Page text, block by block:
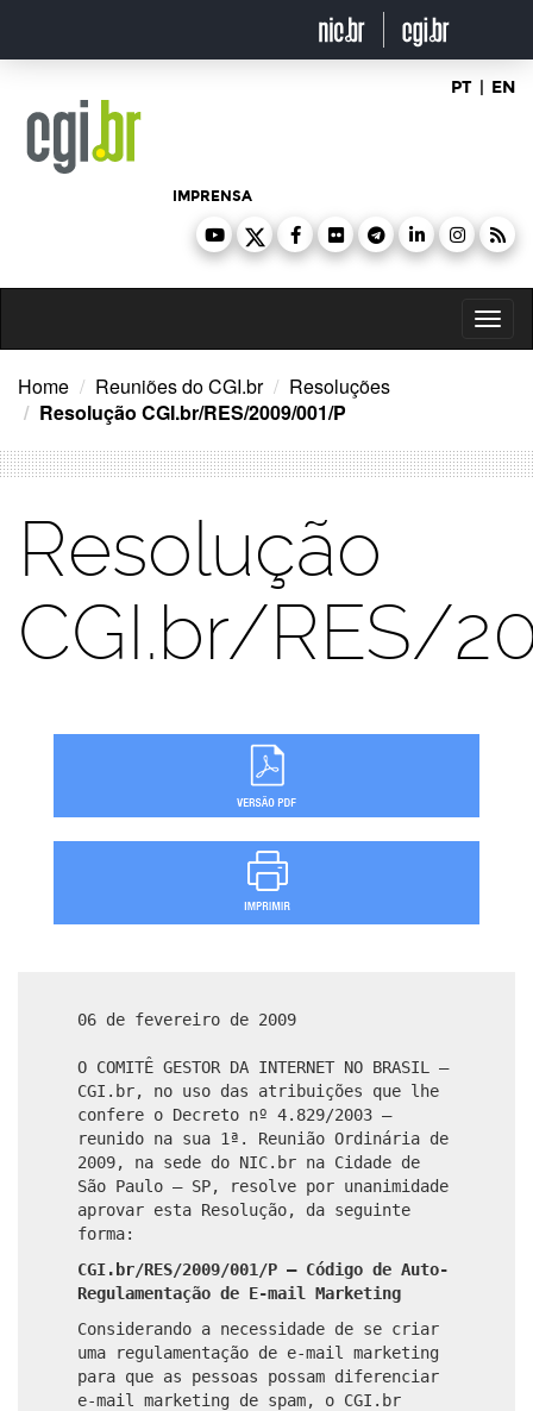
o
PT | EN
IMPRENSA
Home Reuniões do CGI.br
Resoluções
Resolução CGI.br/RES/2009/001/P
Resolução
CGI.br/RES/
06 de fevereiro de 2009
O COMITÊ GESTOR DA INTERNET NO BRASIL –
CGI.br, no uso das atribuições que lhe
confere o Decreto nº 4.829/2003 –
reunido na sua 1ª. Reunião Ordinária de
2009, na sede do NIC.br na Cidade de
São Paulo – SP, resolve por unanimidade
aprovar esta Resolução, da seguinte
forma:
CGI.br/RES/2009/001/P – Código de Auto-
Regulamentação de E-mail Marketing
Considerando a necessidade de se criar
uma regulamentação de e-mail marketing
para que as pessoas possam diferenciar
e-mail marketing de spam, o CGI.br